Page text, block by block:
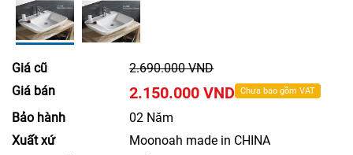
Giá cũ
2.690.000 VND
Giá bán
2.150.000 VND Chưa bao gồm VAT
Bảo hành
02 Năm
Xuất xứ
Moonoah made in CHINA